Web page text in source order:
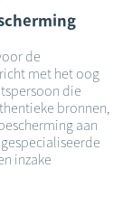
de
met het oog
die
bronnen,
aan
inzake